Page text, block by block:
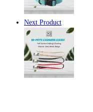
Next Product